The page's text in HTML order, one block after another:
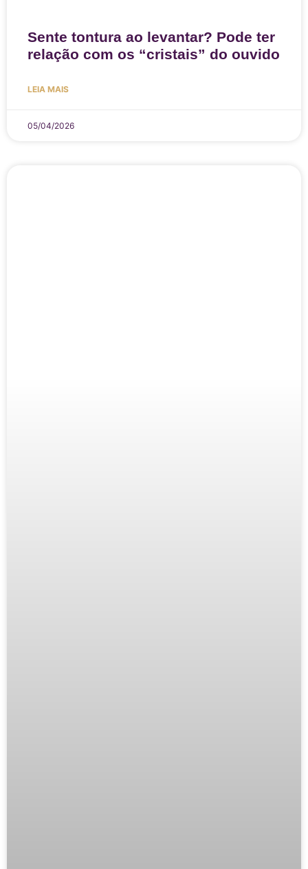
Sente tontura ao levantar? Pode ter
relação com os “cristais” do ouvido
LEIA MAIS
05/04/2026